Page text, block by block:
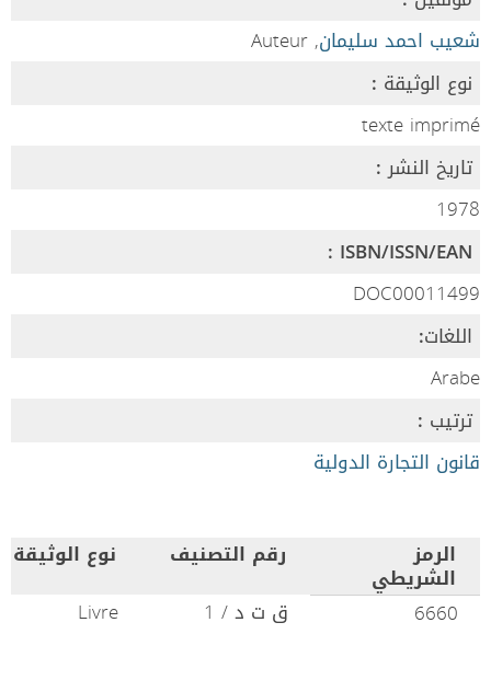
شعيب احمد سليمان, Auteur
نوع الوثيقة :
texte imprimé
تاريخ النشر :
1978
ISBN/ISSN/EAN :
DOC00011499
اللغات:
Arabe
ترتيب :
قانون التجارة الدولية
الرمز
الشريطي
رقم التصنيف
نوع الوثيقة
6660
ق ت د / 1 Livre